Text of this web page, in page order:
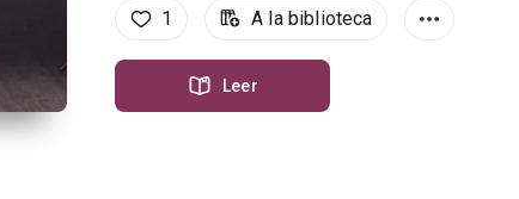
1 A la biblioteca
Leer